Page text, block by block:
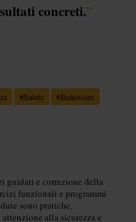
concreti.”
#Salute #Benessere
guidati e correzione della
funzionali e programmi
sono pratiche,
alla sicurezza e